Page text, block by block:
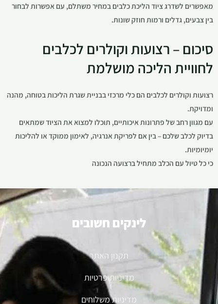
מאפשרים לשדרג ציוד הליכת כלבים במחיר משתלם, עם אפשרות לבחור
בין צבעים, גדלים ורמות חוזק שונות.
סיכום – רצועות וקולרים לכלבים
לחוויית הליכה מושלמת
רצועות וקולרים לכלבים הם כלי מרכזי בבניית שגרת הליכות בטוחה, מהנה
ומדויקת.
עם מגוון רחב של פתרונות איכותיים, תוכלו למצוא את הציוד שמתאים
בדיוק לכלב שלכם – בין אם לפריקת אנרגיה, לאימון ממוקד או להליכות
יומיומיות.
כי כל טיול עם הכלב מתחיל ברצועה הנכונה
לינקים חשובים
תקנון האתר
מדיניות פרטיות
מדיניות משלוחים